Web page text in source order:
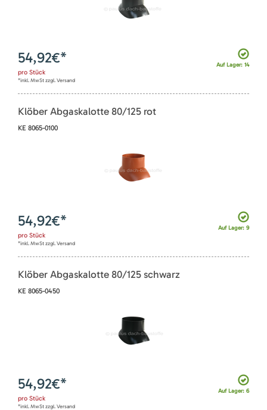
Auf Lager: 14
54,92€*
pro Stück
*inkl. MwSt zzgl. Versand
Klöber Abgaskalotte 80/125 rot
KE 8065-0100
Auf Lager: 9
54,92€*
pro Stück
*inkl. MwSt zzgl. Versand
Klöber Abgaskalotte 80/125 schwarz
KE 8065-0450
Auf Lager: 6
54,92€*
pro Stück
*inkl. MwSt zzgl. Versand